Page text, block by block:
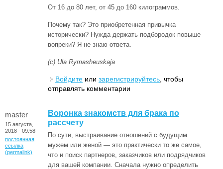
От 16 до 80 лет, от 45 до 160 килограммов.
Почему так? Это приобретенная привычка
исторически? Нужда держать подбородок повыше
вопреки? Я не знаю ответа.
(с) Ula Rymasheuskaja
Войдите или зарегистрируйтесь , чтобы
отправлять комментарии
master
15 августа,
2018 - 09:58
постоянная
ссылка
(permalink)
Воронка знакомств для брака по
рассчету
По сути, выстраивание отношений с будущим
мужем или женой — это практически то же самое,
что и поиск партнеров, заказчиков или подрядчиков
для вашей компании. Сначала нужно определить